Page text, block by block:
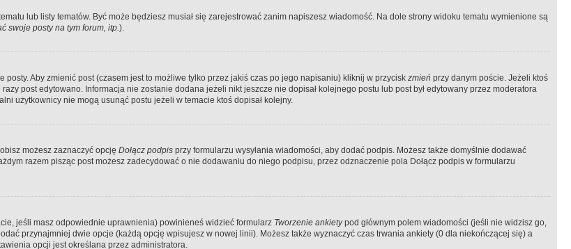
lub listy tematów. Być może będziesz musiał się zarejestrować zanim napiszesz wiadomość. Na dole strony widoku tematu wymienione są
swoje posty na tym forum, itp.).
Aby zmienić post (czasem jest to możliwe tylko przez jakiś czas po jego napisaniu) kliknij w przycisk zmień przy danym poście. Jeżeli ktoś
post edytowano. Informacja nie zostanie dodana jeżeli nikt jeszcze nie dopisał kolejnego postu lub post był edytowany przez moderatora
użytkownicy nie mogą usunąć postu jeżeli w temacie ktoś dopisał kolejny.
możesz zaznaczyć opcję Dołącz podpis przy formularzu wysyłania wiadomości, aby dodać podpis. Możesz także domyślnie dodawać
razem pisząc post możesz zadecydować o nie dodawaniu do niego podpisu, przez odznaczenie pola Dołącz podpis w formularzu
jeśli masz odpowiednie uprawnienia) powinieneś widzieć formularz Tworzenie ankietypod głównym polem wiadomości (jeśli nie widzisz go,
przynajmniej dwie opcje (każdą opcję wpisujesz w nowej linii). Możesz także wyznaczyć czas trwania ankiety (0 dla niekończącej się) a
opcji jest określana przez administratora.